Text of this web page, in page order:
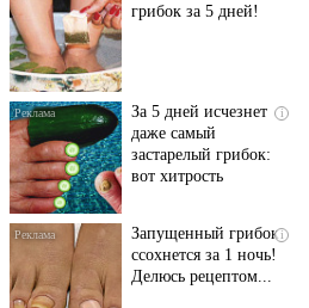
грибок за 5 дней!
i
За 5 дней исчезнет
даже самый
застарелый грибок:
вот хитрость
i
Запущенный грибок
ссохнется за 1 ночь!
Делюсь рецептом...